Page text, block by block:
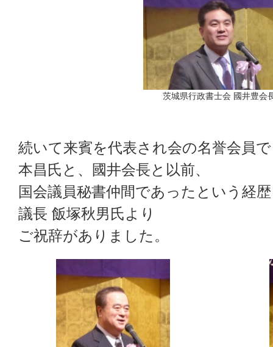
茨城県行政書士会 國井豊会
続いて来賓を代表され会の名誉会員
本昌氏と、國井会長と以前、
国会議員秘書仲間であったという経
議長 飯塚秋男氏より
ご祝辞がありました。